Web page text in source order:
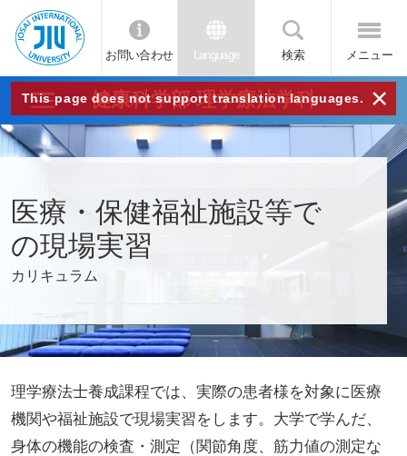
JIU
城西
国際
大学
お問い合わせ Language 検索 メニュー
This page does not support translation languages. ×
健康科学部 理学療法学科
医療・保健福祉施設等で
の現場実習
カリキュラム
理学療法士養成課程では、実際の患者様を対象に医療
機関や福祉施設で現場実習をします。大学で学んだ、
身体の機能の検査・測定（関節角度、筋力値の測定な